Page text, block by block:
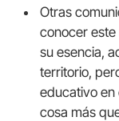
Otras
conocer este
su esencia,
territorio,
educativo en
cosa más